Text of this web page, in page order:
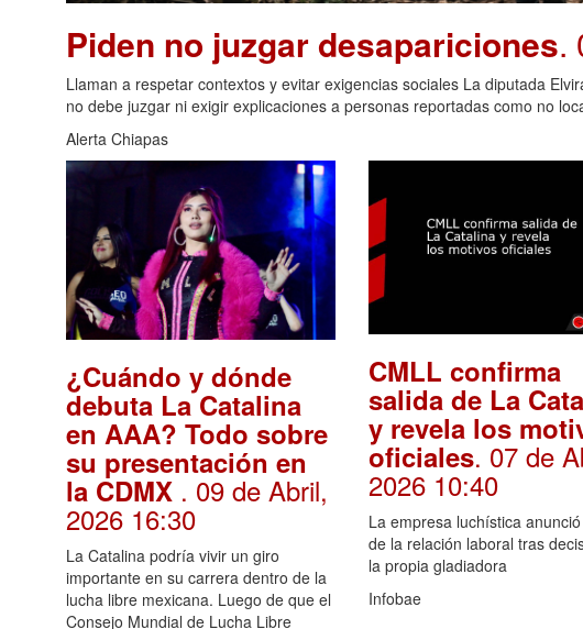
Piden no juzgar desapariciones.
Llaman a respetar contextos y evitar exigencias sociales La diputada
no debe juzgar ni exigir explicaciones a personas reportadas como no
Alerta Chiapas
¿Cuándo y dónde
debuta La Catalina
en AAA? Todo sobre
su presentación en
la CDMX . 09 de Abril,
2026 16:30
La Catalina podría vivir un giro
importante en su carrera dentro de la
lucha libre mexicana. Luego de que el
Consejo Mundial de Lucha Libre
CMLL confirma
salida de La
y revela los
oficiales. 07 de
2026 10:40
La empresa luchística
de la relación laboral tras
la propia gladiadora
Infobae